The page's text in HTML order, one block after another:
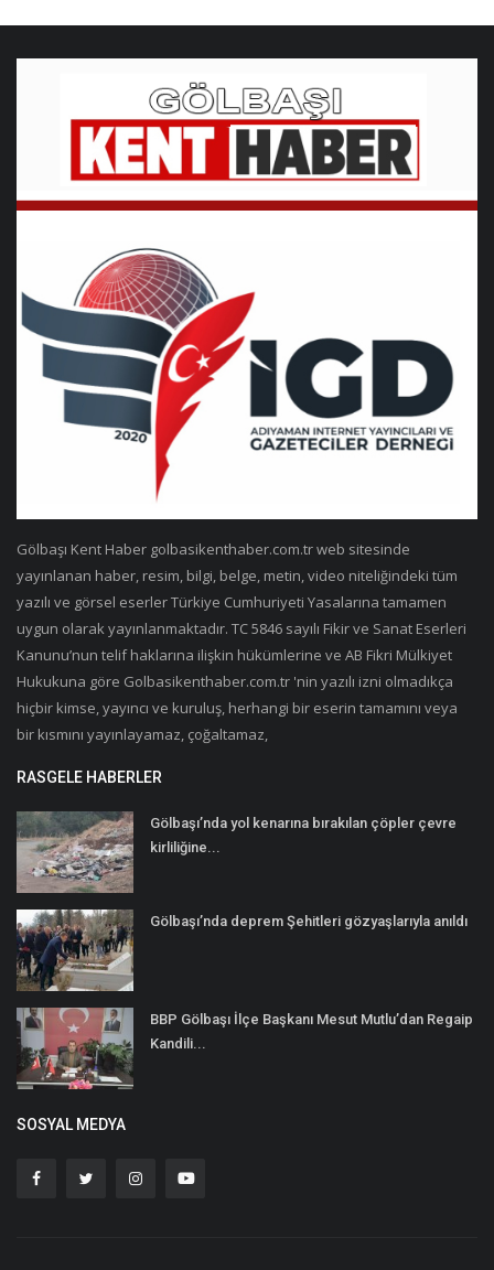
Gölbaşı Kent Haber golbasikenthaber.com.tr web sitesinde
yayınlanan haber, resim, bilgi, belge, metin, video niteliğindeki tüm
yazılı ve görsel eserler Türkiye Cumhuriyeti Yasalarına tamamen
uygun olarak yayınlanmaktadır. TC 5846 sayılı Fikir ve Sanat Eserleri
Kanunu’nun telif haklarına ilişkin hükümlerine ve AB Fikri Mülkiyet
Hukukuna göre Golbasikenthaber.com.tr 'nin yazılı izni olmadıkça
hiçbir kimse, yayıncı ve kuruluş, herhangi bir eserin tamamını veya
bir kısmını yayınlayamaz, çoğaltamaz,
RASGELE HABERLER
Gölbaşı’nda yol kenarına bırakılan çöpler çevre
kirliliğine...
Gölbaşı’nda deprem Şehitleri gözyaşlarıyla anıldı
BBP Gölbaşı İlçe Başkanı Mesut Mutlu’dan Regaip
Kandili...
SOSYAL MEDYA